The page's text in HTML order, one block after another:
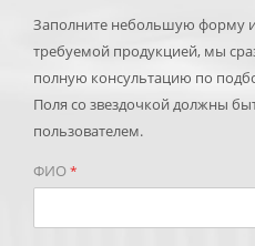
Заполните небольшую форму
требуемой продукцией, мы
полную консультацию по
Поля со звездочкой должны
пользователем.
ФИО*